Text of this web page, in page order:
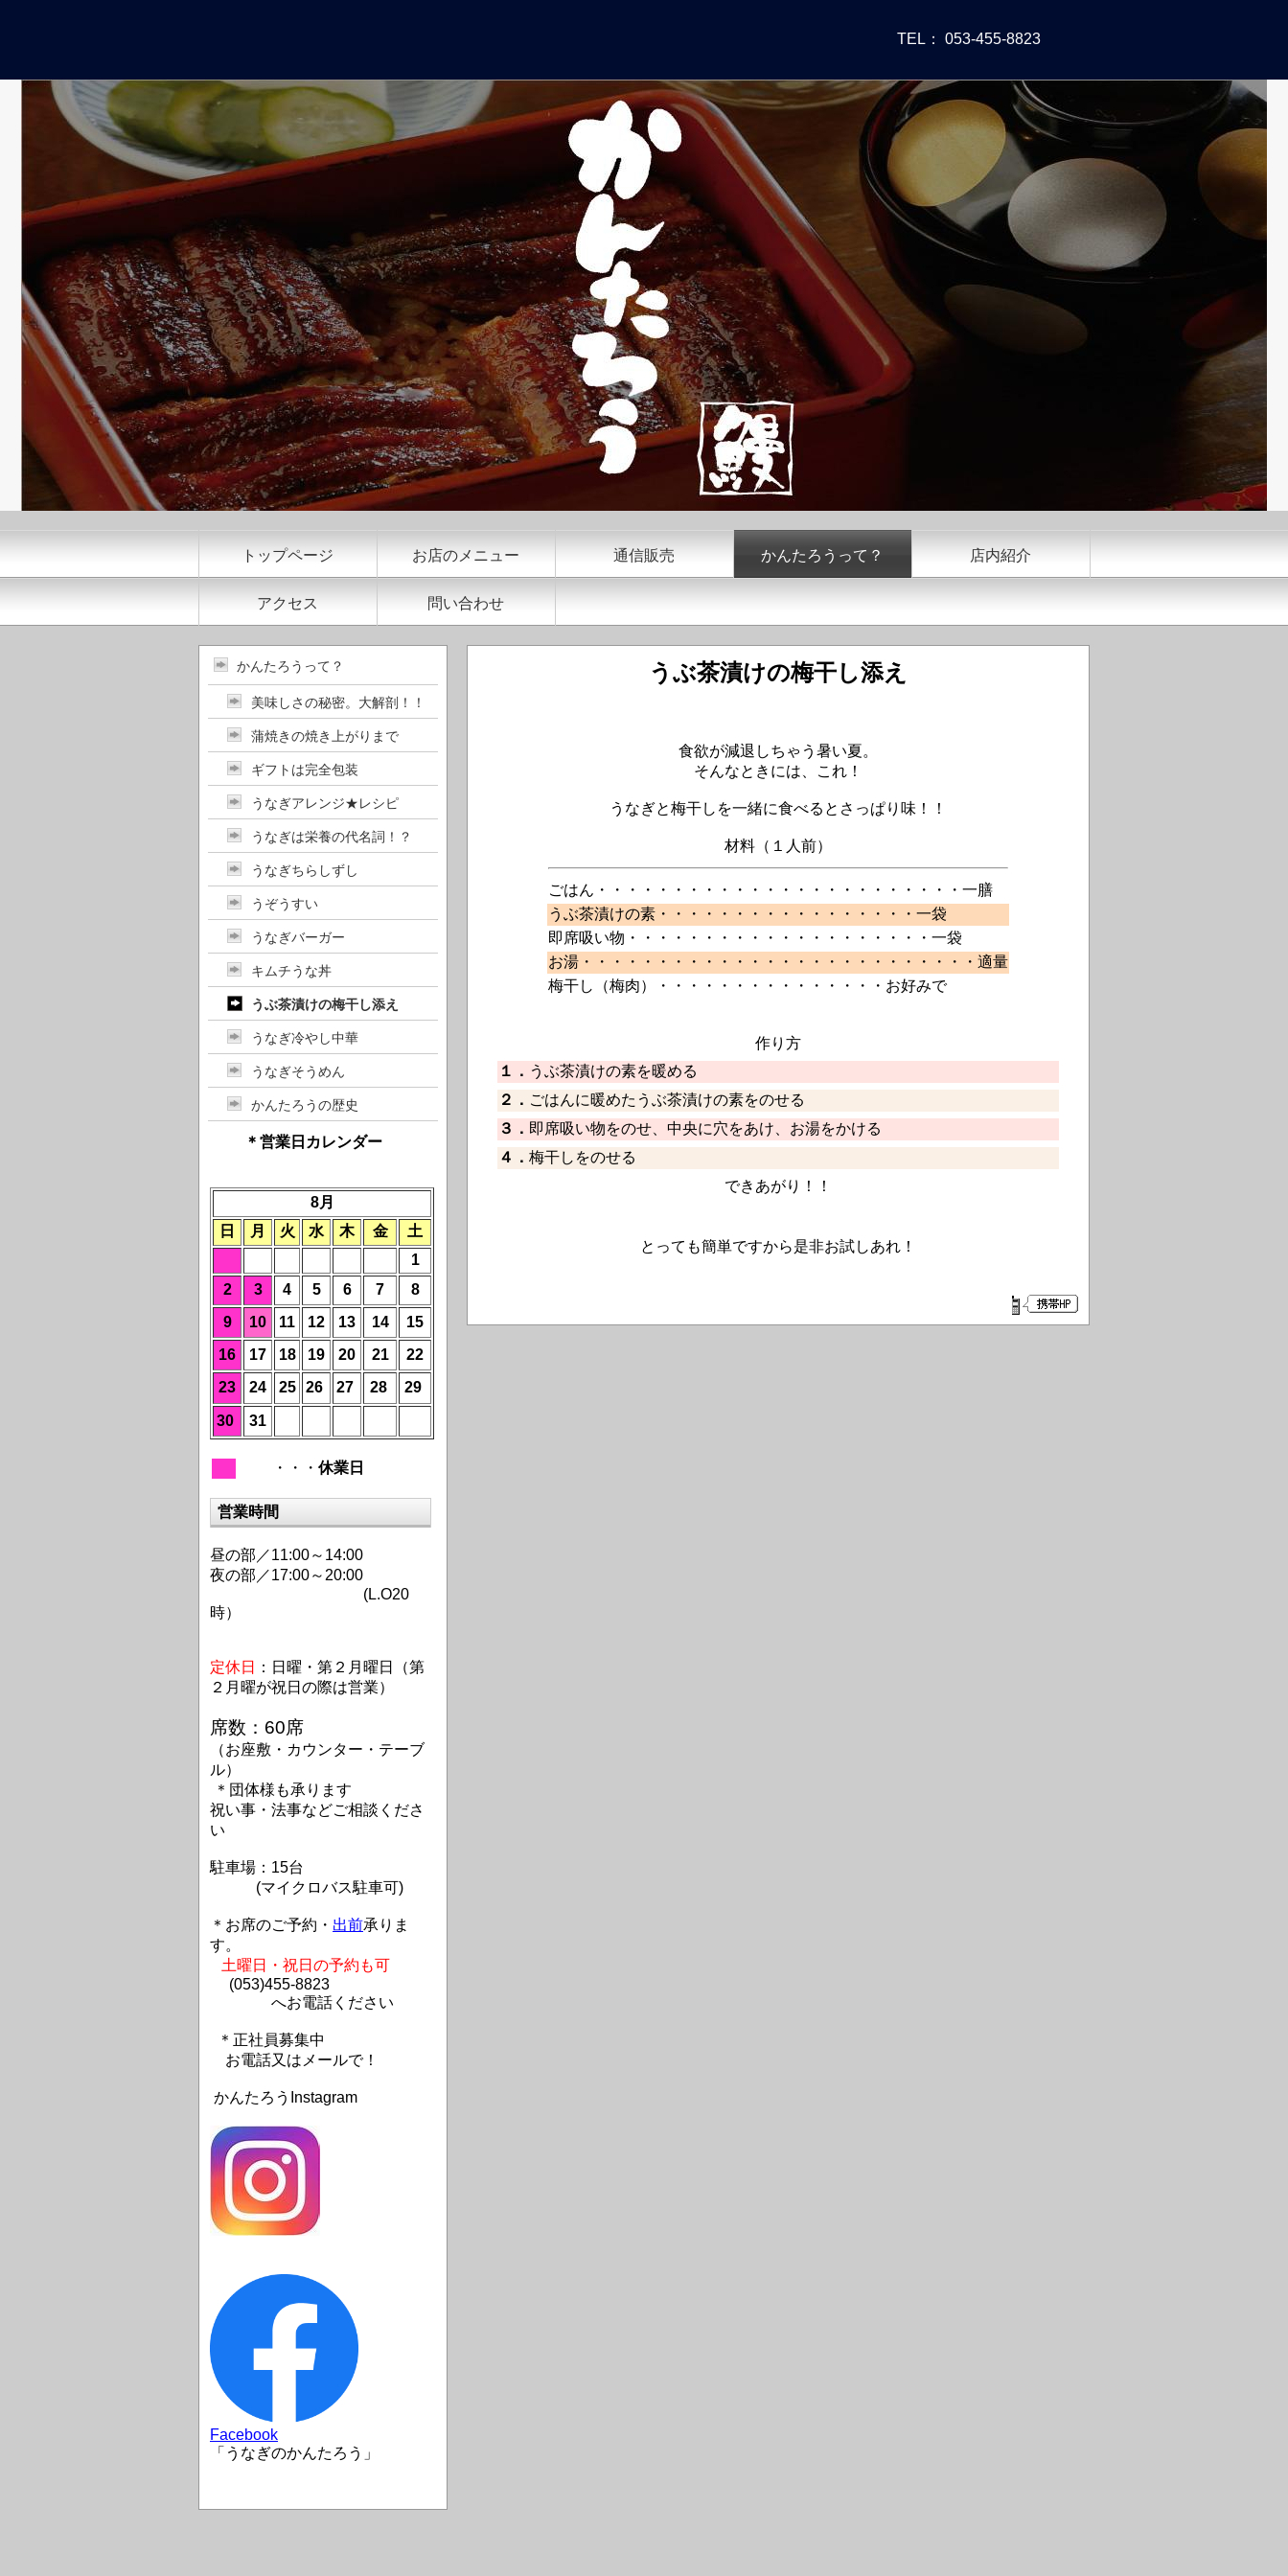
TEL： 053-455-8823
トップページ お店のメニュー 通信販売 かんたろうって？ 店内紹介
アクセス 問い合わせ
かんたろうって？
美味しさの秘密。大解剖！！
蒲焼きの焼き上がりまで
ギフトは完全包装
うなぎアレンジ★レシピ
うなぎは栄養の代名詞！？
うなぎちらしずし
うぞうすい
うなぎバーガー
キムチうな丼
うぶ茶漬けの梅干し添え
うなぎ冷やし中華
うなぎそうめん
かんたろうの歴史
＊営業日カレンダー
8月
日
月 火 水 木 金
土
1
2
3 4 5 6 7
8
9
10 11 12 13 14
15
16
17 18 19 20 21
22
23
24 25 26 27 28 29
30 31
・・・ 休業日
営業時間
昼の部／11:00～14:00
夜の部／17:00～20:00
(L.O20
時）
定休日
：日曜・第２月曜日（第
２月曜が祝日の際は営業）
席数：60席
（お座敷・カウンター・テーブ
ル）
＊団体様も承ります
祝い事・法事などご相談くださ
い
駐車場：15台
(マイクロバス駐車可)
＊お席のご予約・ 出前承りま
す。
土曜日・祝日の予約も可
(053)455-8823
へお電話ください
＊正社員募集中
お電話又はメールで！
かんたろうInstagram
Facebook
「うなぎのかんたろう」
うぶ茶漬けの梅干し添え
食欲が減退しちゃう暑い夏。
そんなときには、これ！
うなぎと梅干しを一緒に食べるとさっぱり味！！
材料（１人前）
ごはん・・・・・・・・・・・・・・・・・・・・・・・・一膳
うぶ茶漬けの素・・・・・・・・・・・・・・・・・一袋
即席吸い物・・・・・・・・・・・・・・・・・・・・一袋
お湯・・・・・・・・・・・・・・・・・・・・・・・・・・適量
梅干し（梅肉）・・・・・・・・・・・・・・・お好みで
作り方
１． うぶ茶漬けの素を暖める
２． ごはんに暖めたうぶ茶漬けの素をのせる
３． 即席吸い物をのせ、中央に穴をあけ、お湯をかける
４． 梅干しをのせる
できあがり！！
とっても簡単ですから是非お試しあれ！